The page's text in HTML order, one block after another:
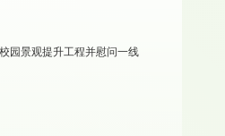
园景观提升工程并慰问一线